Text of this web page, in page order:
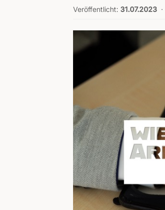
Veröffentlicht: 31.07.2023 ·